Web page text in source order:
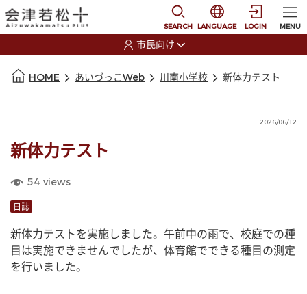
SEARCH
選択すると言語の切
LANGUAGE LOGIN MENU
市民向け
HOME あいづっこWeb 川南小学校 新体力テスト
2026/06/12
新体力テスト
54 views
日誌
新体力テストを実施しました。午前中の雨で、校庭での種
目は実施できませんでしたが、体育館でできる種目の測定
を行いました。